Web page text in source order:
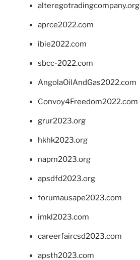
alteregotradingcompany.org
aprce2022.com
ibie2022.com
sbcc-2022.com
AngolaOilAndGas2022.com
Convoy4Freedom2022.com
grur2023.org
hkhk2023.org
napm2023.org
apsdfd2023.org
forumausape2023.com
imkl2023.com
careerfaircsd2023.com
apsth2023.com